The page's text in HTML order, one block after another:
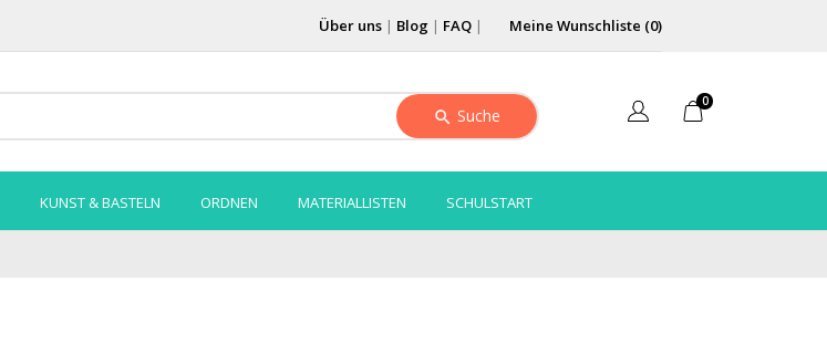
Über uns| Blog | FAQ| Meine Wunschliste (0)
Suche
0
KUNST & BASTELN ORDNEN MATERIALLISTEN SCHULSTART